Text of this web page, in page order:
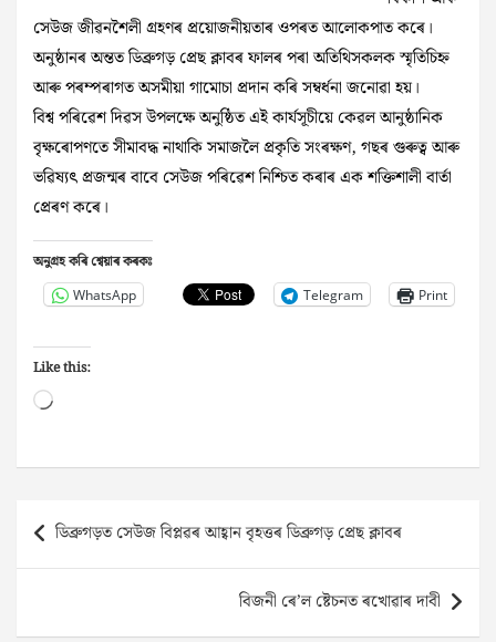
সেউজ জীৱনশৈলী গ্ৰহণৰ প্ৰয়োজনীয়তাৰ ওপৰত আলোকপাত কৰে।
অনুষ্ঠানৰ অন্তত ডিব্ৰুগড় প্ৰেছ ক্লাবৰ ফালৰ পৰা অতিথিসকলক স্মৃতিচিহ্ন
আৰু পৰম্পৰাগত অসমীয়া গামোচা প্ৰদান কৰি সম্বৰ্ধনা জনোৱা হয়।
বিশ্ব পৰিৱেশ দিৱস উপলক্ষে অনুষ্ঠিত এই কাৰ্যসূচীয়ে কেৱল আনুষ্ঠানিক
বৃক্ষৰোপণতে সীমাবদ্ধ নাথাকি সমাজলৈ প্ৰকৃতি সংৰক্ষণ, গছৰ গুৰুত্ব আৰু
ভৱিষ্যৎ প্ৰজন্মৰ বাবে সেউজ পৰিৱেশ নিশ্চিত কৰাৰ এক শক্তিশালী বাৰ্তা
প্ৰেৰণ কৰে।
অনুগ্ৰহ কৰি শ্বেয়াৰ কৰকঃ
WhatsApp Telegram Print
Like this:
Loading…
Post
navigation
ডিব্ৰুগড়ত সেউজ বিপ্লৱৰ আহ্বান বৃহত্তৰ ডিব্ৰুগড় প্ৰেছ ক্লাবৰ
বিজনী ৰে’ল ষ্টেচনত ৰখোৱাৰ দাবী